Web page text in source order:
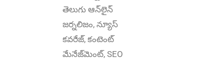
తెలుగు ఆన్‌లైన్‌
జర్నలిజం, న్యూస్
కవరేజ్‌, కంటెంట్
మేనేజ్‌మెంట్‌, SEO